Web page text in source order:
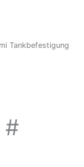
Tankbefestigung
#